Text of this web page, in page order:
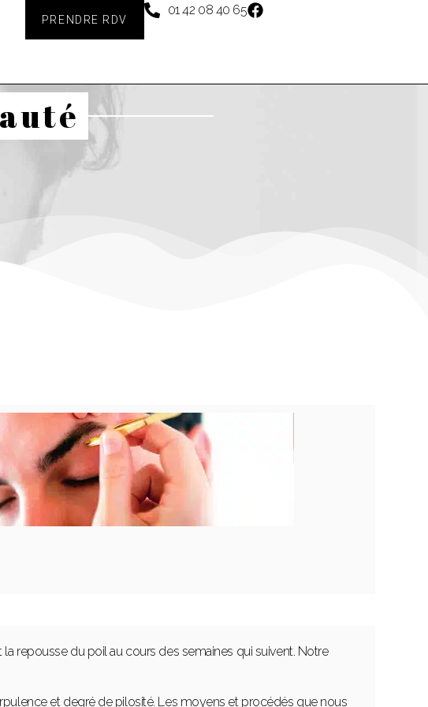
PRENDRE RDV
01 42 08 40 65
repousse du poil au cours des semaines qui suivent. Notre
et degré de pilosité. Les moyens et procédés que nous